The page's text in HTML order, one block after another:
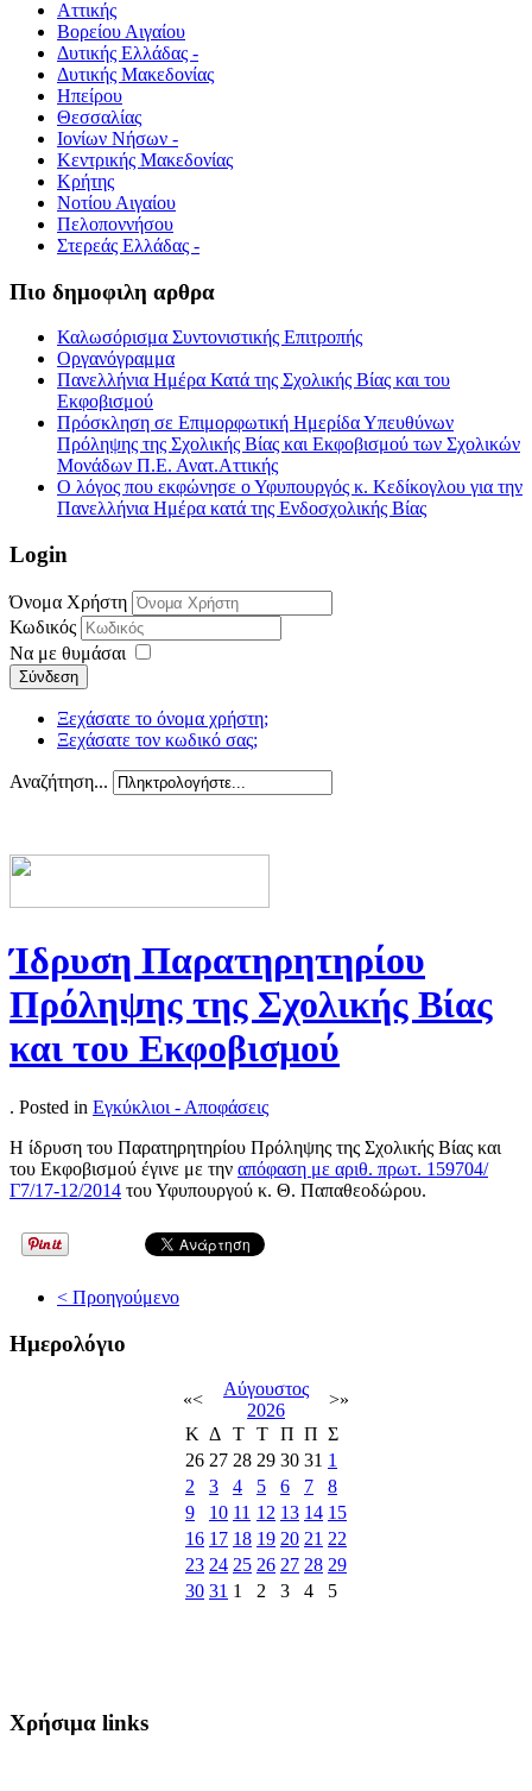
Αττικής
Βορείου Αιγαίου
Δυτικής Ελλάδας -
Δυτικής Μακεδονίας
Ηπείρου
Θεσσαλίας
Ιονίων Νήσων -
Κεντρικής Μακεδονίας
Κρήτης
Νοτίου Αιγαίου
Πελοποννήσου
Στερεάς Ελλάδας -
Πιο δημοφιλη αρθρα
Καλωσόρισμα Συντονιστικής Επιτροπής
Οργανόγραμμα
Πανελλήνια Ημέρα Κατά της Σχολικής Βίας και του
Εκφοβισμού
Πρόσκληση σε Επιμορφωτική Ημερίδα Υπευθύνων
Πρόληψης της Σχολικής Βίας και Εκφοβισμού των Σχολικών
Μονάδων Π.Ε. Ανατ.Αττικής
Ο λόγος που εκφώνησε ο Υφυπουργός κ. Κεδίκογλου για την
Πανελλήνια Ημέρα κατά της Ενδοσχολικής Βίας
Login
Όνομα Χρήστη
Κωδικός
Να με θυμάσαι
Σύνδεση
Ξεχάσατε το όνομα χρήστη;
Ξεχάσατε τον κωδικό σας;
Αναζήτηση...
Ίδρυση Παρατηρητηρίου
Πρόληψης της Σχολικής Βίας
και του Εκφοβισμού
. Posted in Εγκύκλιοι - Αποφάσεις
Η ίδρυση του Παρατηρητηρίου Πρόληψης της Σχολικής Βίας και
του Εκφοβισμού έγινε με την απόφαση με αριθ. πρωτ. 159704/
Γ7/17-12/2014 του Υφυπουργού κ. Θ. Παπαθεοδώρου.
< Προηγούμενο
Ημερολόγιο
«<
Αύγουστος
2026
>»
Κ Δ Τ Τ Π Π Σ
26 27 28 29 30 31 1
2
3 4 5 6 7
8
9
10 11 12 13 14 15
16 17 18 19 20 21 22
23 24 25 26 27 28 29
30 31 1 2 3 4 5
Χρήσιμα links